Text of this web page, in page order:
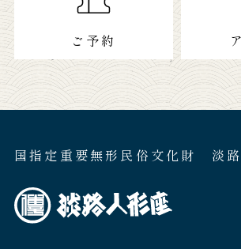
ご予約
国指定重要無形民俗文化財 淡